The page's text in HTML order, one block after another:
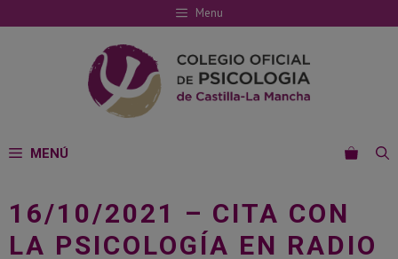
al
Menu
MENÚ
16/10/2021 – CITA CON
LA PSICOLOGÍA EN RADIO